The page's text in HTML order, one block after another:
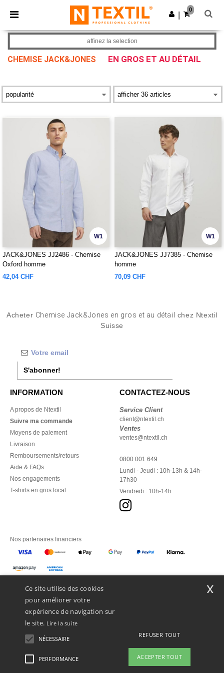
× Appli Ntextil
Meilleurs prix sur l’app !
Obtenir l'appli
0
CHEMISE JACK&JONES EN GROS ET AU DÉTAIL
affinez la selection
W1
JACK&JONES JJ2486 - Chemise
Oxford homme
42,04 CHF
W1
JACK&JONES JJ7385 - Chemise
homme
70,09 CHF
Acheter Chemise Jack&Jones en gros et au détail
chez Ntextil
Suisse
S'abonner!
INFORMATION
A propos de Ntextil
Suivre ma commande
Moyens de paiement
Livraison
Remboursements/retours
Aide & FAQs
Nos engagements
T-shirts en gros local
CONTACTEZ-NOUS
Service Client
client@ntextil.ch
Ventes
ventes@ntextil.ch
0800 001 649
Lundi - Jeudi : 10h-13h & 14h-
17h30
Vendredi : 10h-14h
Nos partenaires financiers
Ce site utilise des cookies
pour améliorer votre
expérience de navigation sur
le site. Lire la suite
NÉCESSAIRE
PERFORMANCE
REFUSER TOUT
ACCEPTER TOUT
x